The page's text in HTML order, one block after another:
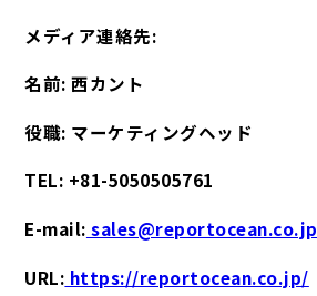
メディア連絡先:
名前: 西カント
役職: マーケティングヘッド
TEL: +81-5050505761
E-mail: sales@reportocean.co.jp
URL: https://reportocean.co.jp/